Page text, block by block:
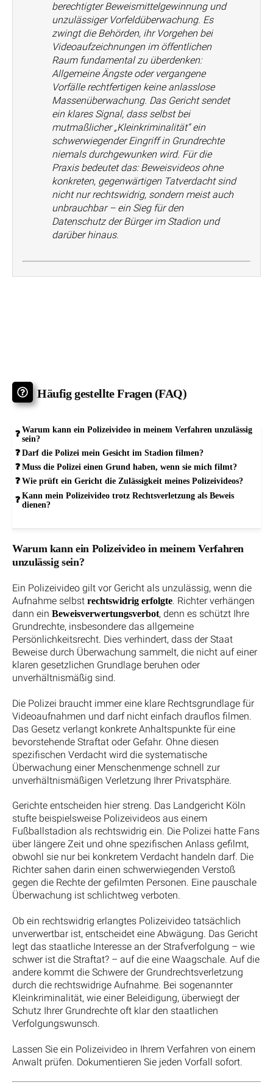
berechtigter Beweismittelgewinnung und
unzulässiger Vorfeldüberwachung. Es
zwingt die Behörden, ihr Vorgehen bei
Videoaufzeichnungen im öffentlichen
Raum fundamental zu überdenken:
Allgemeine Ängste oder vergangene
Vorfälle rechtfertigen keine anlasslose
Massenüberwachung. Das Gericht sendet
ein klares Signal, dass selbst bei
mutmaßlicher „Kleinkriminalität“ ein
schwerwiegender Eingriff in Grundrechte
niemals durchgewunken wird. Für die
Praxis bedeutet das: Beweisvideos ohne
konkreten, gegenwärtigen Tatverdacht sind
nicht nur rechtswidrig, sondern meist auch
unbrauchbar – ein Sieg für den
Datenschutz der Bürger im Stadion und
darüber hinaus.
Häufig gestellte Fragen (FAQ)
Warum kann ein Polizeivideo in meinem Verfahren unzulässig
sein?
Darf die Polizei mein Gesicht im Stadion filmen?
Muss die Polizei einen Grund haben, wenn sie mich filmt?
Wie prüft ein Gericht die Zulässigkeit meines Polizeivideos?
Kann mein Polizeivideo trotz Rechtsverletzung als Beweis
dienen?
Warum kann ein Polizeivideo in meinem Verfahren
unzulässig sein?
Ein Polizeivideo gilt vor Gericht als unzulässig, wenn die
Aufnahme selbst rechtswidrig erfolgte. Richter verhängen
dann ein Beweisverwertungsverbot, denn es schützt Ihre
Grundrechte, insbesondere das allgemeine
Persönlichkeitsrecht. Dies verhindert, dass der Staat
Beweise durch Überwachung sammelt, die nicht auf einer
klaren gesetzlichen Grundlage beruhen oder
unverhältnismäßig sind.
Die Polizei braucht immer eine klare Rechtsgrundlage für
Videoaufnahmen und darf nicht einfach drauflos filmen.
Das Gesetz verlangt konkrete Anhaltspunkte für eine
bevorstehende Straftat oder Gefahr. Ohne diesen
spezifischen Verdacht wird die systematische
Überwachung einer Menschenmenge schnell zur
unverhältnismäßigen Verletzung Ihrer Privatsphäre.
Gerichte entscheiden hier streng. Das Landgericht Köln
stufte beispielsweise Polizeivideos aus einem
Fußballstadion als rechtswidrig ein. Die Polizei hatte Fans
über längere Zeit und ohne spezifischen Anlass gefilmt,
obwohl sie nur bei konkretem Verdacht handeln darf. Die
Richter sahen darin einen schwerwiegenden Verstoß
gegen die Rechte der gefilmten Personen. Eine pauschale
Überwachung ist schlichtweg verboten.
Ob ein rechtswidrig erlangtes Polizeivideo tatsächlich
unverwertbar ist, entscheidet eine Abwägung. Das Gericht
legt das staatliche Interesse an der Strafverfolgung – wie
schwer ist die Straftat? – auf die eine Waagschale. Auf die
andere kommt die Schwere der Grundrechtsverletzung
durch die rechtswidrige Aufnahme. Bei sogenannter
Kleinkriminalität, wie einer Beleidigung, überwiegt der
Schutz Ihrer Grundrechte oft klar den staatlichen
Verfolgungswunsch.
Lassen Sie ein Polizeivideo in Ihrem Verfahren von einem
Anwalt prüfen. Dokumentieren Sie jeden Vorfall sofort.